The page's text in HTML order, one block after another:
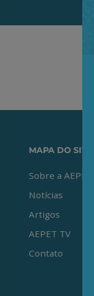
MAPA DO SITE
Sobre a AEPET
Notícias
Artigos
AEPET TV
Contato